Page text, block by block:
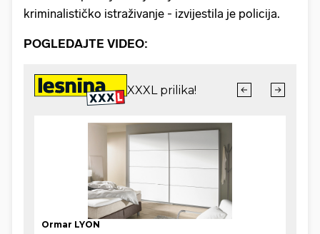
kriminalističko istraživanje - izvijestila je policija.
POGLEDAJTE VIDEO: